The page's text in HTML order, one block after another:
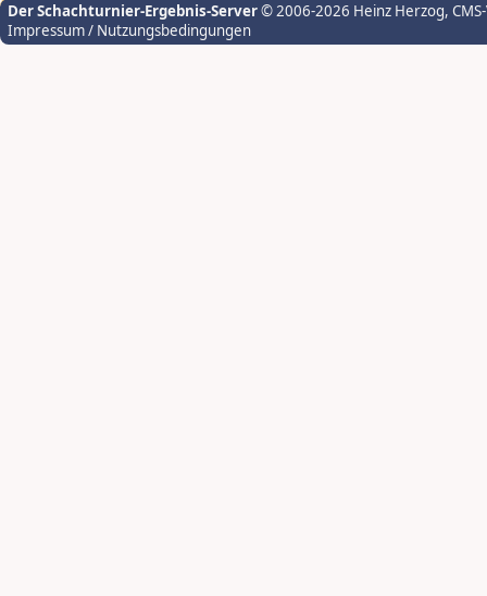
Der Schachturnier-Ergebnis-Server© 2006-2026 Heinz Herzog,
Impressum / Nutzungsbedingungen